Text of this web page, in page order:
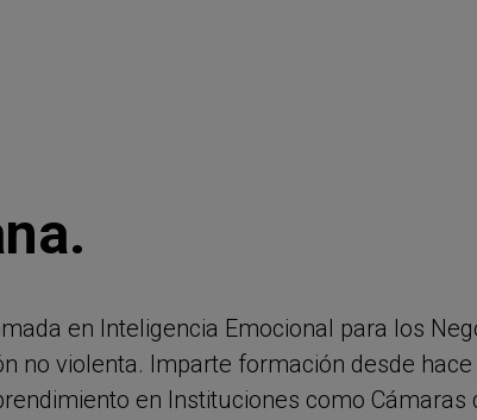
en Inteligencia Emocional para los
no violenta. Imparte formación desde
en Instituciones como Cámaras